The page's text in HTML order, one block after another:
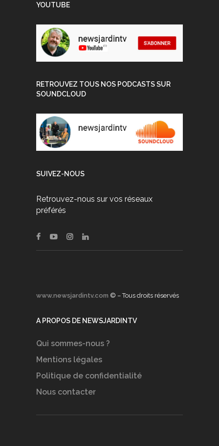
YOUTUBE
RETROUVEZ TOUS NOS PODCASTS SUR
SOUNDCLOUD
SUIVEZ-NOUS
Retrouvez-nous sur vos réseaux
préférés
www.newsjardintv.com © – Tous droits réservés
A PROPOS DE NEWSJARDINTV
Qui sommes-nous ?
Mentions légales
Politique de confidentialité
Nous contacter